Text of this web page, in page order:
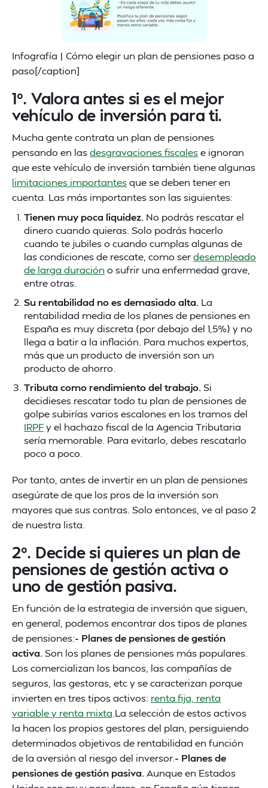
Infografía | Cómo elegir un plan de pensiones paso a
paso[/caption]
1º. Valora antes si es el mejor
vehículo de inversión para ti.
Mucha gente contrata un plan de pensiones
pensando en lasdesgravaciones fiscalese ignoran
que este vehículo de inversión también tiene algunas
limitaciones importantesque se deben tener en
cuenta. Las más importantes son las siguientes:
Tienen muy poca liquidez. No podrás rescatar el
dinero cuando quieras. Solo podrás hacerlo
cuando te jubiles o cuando cumplas algunas de
las condiciones de rescate, como serdesempleado
de larga duración o sufrir una enfermedad grave,
entre otras.
Su rentabilidad no es demasiado alta. La
rentabilidad media de los planes de pensiones en
España es muy discreta (por debajo del 1,5%) y no
llega a batir a la inflación. Para muchos expertos,
más que un producto de inversión son un
producto de ahorro.
Tributa como rendimiento del trabajo. Si
decidieses rescatar todo tu plan de pensiones de
golpe subirías varios escalones en los tramos del
IRPFy el hachazo fiscal de la Agencia Tributaria
sería memorable. Para evitarlo, debes rescatarlo
poco a poco.
Por tanto, antes de invertir en un plan de pensiones
asegúrate de que los pros de la inversión son
mayores que sus contras. Solo entonces, ve al paso 2
de nuestra lista.
2º. Decide si quieres un plan de
pensiones de gestión activa o
uno de gestión pasiva.
En función de la estrategia de inversión que siguen,
en general, podemos encontrar dos tipos de planes
de pensiones:- Planes de pensiones de gestión
activa. Son los planes de pensiones más populares.
Los comercializan los bancos, las compañías de
seguros, las gestoras, etc y se caracterizan porque
invierten en tres tipos activos: renta fija, renta
variable y renta mixta .La selección de estos activos
la hacen los propios gestores del plan, persiguiendo
determinados objetivos de rentabilidad en función
de la aversión al riesgo del inversor.- Planes de
pensiones de gestión pasiva. Aunque en Estados